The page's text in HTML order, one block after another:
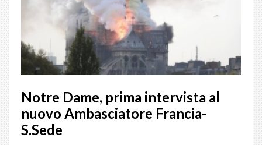
Notre Dame, prima intervista al
nuovo Ambasciatore Francia-
S.Sede